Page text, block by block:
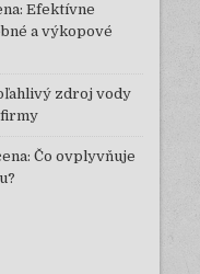
Efektívne
a výkopové
zdroj vody
Čo ovplyvňuje